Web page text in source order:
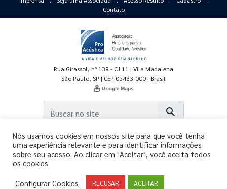
Contato
Rua Girassol, nº 139 - CJ 11 | Vila Madalena
São Paulo, SP | CEP 05433-000 | Brasil
search
Copyright © 2011-2026 - ProAcústica.
Todos os direitos reservados.
Nós usamos cookies em nossos site para que você tenha
uma experiência relevante e para identificar informações
sobre seu acesso. Ao clicar em "Aceitar", você aceita todos
os cookies
Configurar Cookies RECUSAR ACEITAR